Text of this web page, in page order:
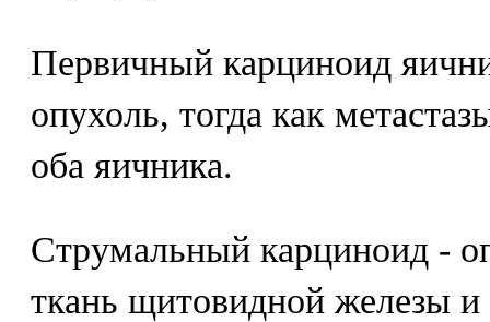
Первичный карциноид
опухоль, тогда как
оба яичника.
Струмальный карциноид -
ткань щитовидной железы